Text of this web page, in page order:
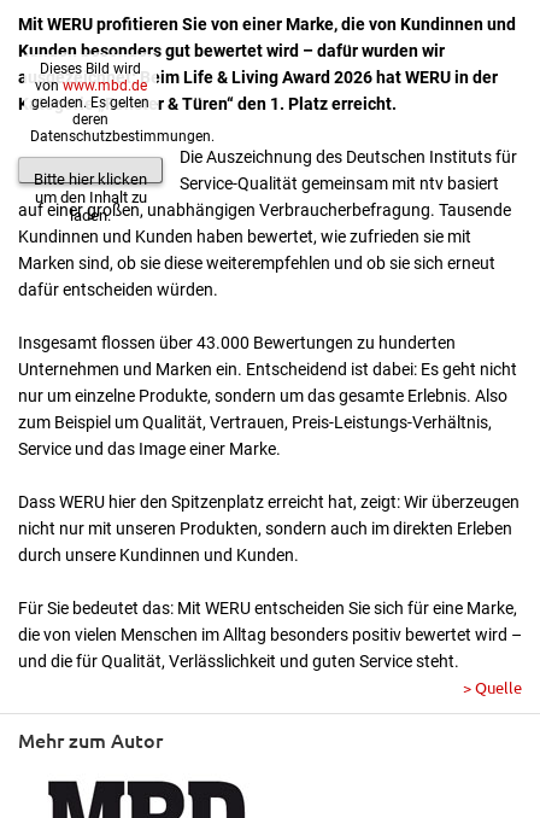
Mit WERU profitieren Sie von einer Marke, die von Kundinnen und
Kunden besonders gut bewertet wird – dafür wurden wir
ausgezeichnet: Beim Life & Living Award 2026 hat WERU in der
Kategorie „Fenster & Türen“ den 1. Platz erreicht.
Bitte hier klicken
um den Inhalt zu
laden.
Dieses Bild wird
vonwww.mbd.de
geladen. Es gelten
deren
Datenschutzbestimmungen.
ntv Life & Living Award
Die Auszeichnung des Deutschen Instituts für
Service-Qualität gemeinsam mit ntv basiert
auf einer großen, unabhängigen Verbraucherbefragung. Tausende
Kundinnen und Kunden haben bewertet, wie zufrieden sie mit
Marken sind, ob sie diese weiterempfehlen und ob sie sich erneut
dafür entscheiden würden.
Insgesamt flossen über 43.000 Bewertungen zu hunderten
Unternehmen und Marken ein. Entscheidend ist dabei: Es geht nicht
nur um einzelne Produkte, sondern um das gesamte Erlebnis. Also
zum Beispiel um Qualität, Vertrauen, Preis-Leistungs-Verhältnis,
Service und das Image einer Marke.
Dass WERU hier den Spitzenplatz erreicht hat, zeigt: Wir überzeugen
nicht nur mit unseren Produkten, sondern auch im direkten Erleben
durch unsere Kundinnen und Kunden.
Für Sie bedeutet das: Mit WERU entscheiden Sie sich für eine Marke,
die von vielen Menschen im Alltag besonders positiv bewertet wird –
und die für Qualität, Verlässlichkeit und guten Service steht.
> Quelle
Mehr zum Autor